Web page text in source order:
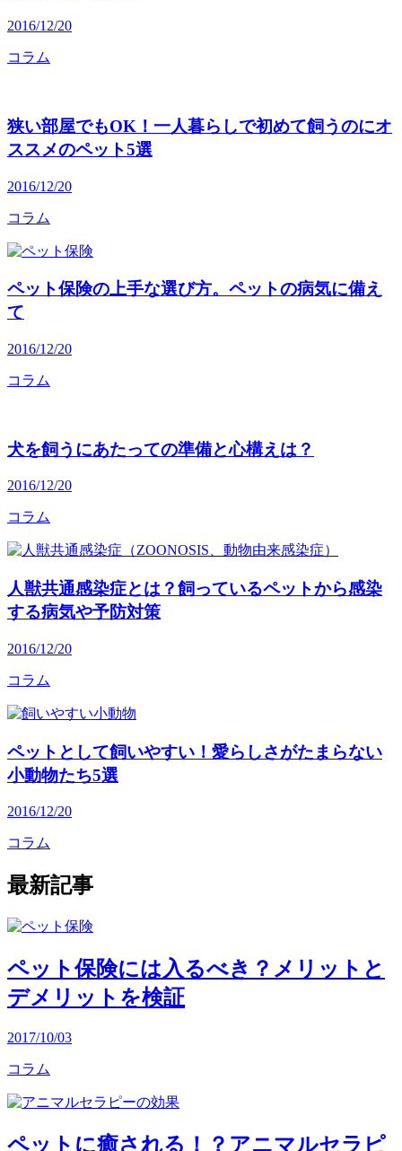
2016/12/20
コラム
狭い部屋でもOK！一人暮らしで初めて飼うのにオ
ススメのペット5選
2016/12/20
コラム
ペット保険の上手な選び方。ペットの病気に備え
て
2016/12/20
コラム
犬を飼うにあたっての準備と心構えは？
2016/12/20
コラム
人獣共通感染症とは？飼っているペットから感染
する病気や予防対策
2016/12/20
コラム
ペットとして飼いやすい！愛らしさがたまらない
小動物たち5選
2016/12/20
コラム
最新記事
ペット保険には入るべき？メリットと
デメリットを検証
2017/10/03
コラム
ペットに癒される！？アニマルセラピ